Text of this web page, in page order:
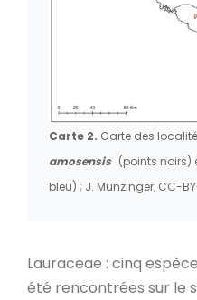
Carte 2. Carte des
amosensis (points noirs)
bleu) ; J. Munzinger, CC-
Lauraceae : cinq
été rencontrées sur le